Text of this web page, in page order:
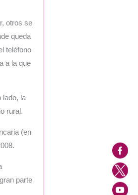
otros se
queda
teléfono
a la que
lado, la
rural.
(en
parte